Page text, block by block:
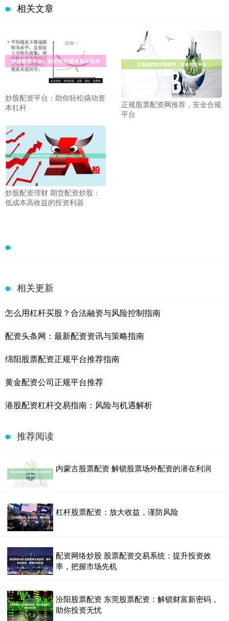
相关文章
炒股配资平台：助你轻松撬动资
本杠杆
正规股票配资网推荐，安全合规
平台
炒股配资理财 期货配资炒股：
低成本高收益的投资利器
相关更新
怎么用杠杆买股？合法融资与风险控制指南
配资头条网：最新配资资讯与策略指南
绵阳股票配资正规平台推荐指南
黄金配资公司正规平台推荐
港股配资杠杆交易指南：风险与机遇解析
推荐阅读
内蒙古股票配资 解锁股票场外配资的潜在利润
杠杆股票配资：放大收益，谨防风险
配资网络炒股 股票配资交易系统：提升投资效
率，把握市场先机
汾阳股票配资 东莞股票配资：解锁财富新密码，
助你投资无忧